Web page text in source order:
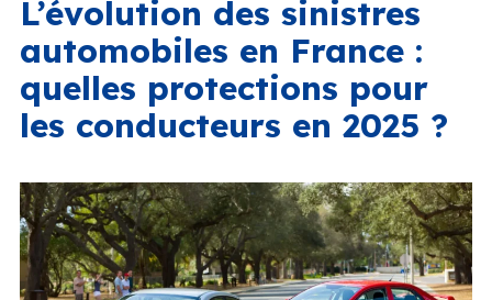
L’évolution des sinistres
automobiles en France :
quelles protections pour
les conducteurs en 2025 ?